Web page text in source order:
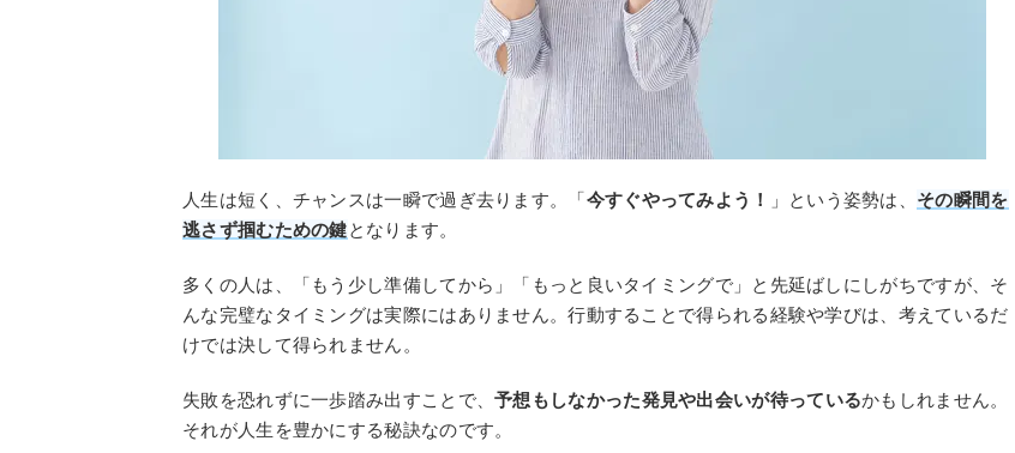
人生は短く、チャンスは一瞬で過ぎ去ります。「今すぐやってみよう！ 」という姿勢は、 その瞬間を
逃さず掴むための鍵となります。
多くの人は、「もう少し準備してから」「もっと良いタイミングで」と先延ばしにしがちですが、そ
んな完璧なタイミングは実際にはありません。行動することで得られる経験や学びは、考えているだ
けでは決して得られません。
失敗を恐れずに一歩踏み出すことで、予想もしなかった発見や出会いが待っているかもしれません。
それが人生を豊かにする秘訣なのです。